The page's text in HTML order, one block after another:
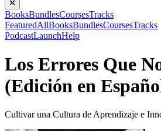
BooksBundlesCoursesTracks
FeaturedAllBooksBundlesCoursesTracks
PodcastLaunchHelp
Los Errores Que
(Edición en
Cultivar una Cultura de Aprendizaje e